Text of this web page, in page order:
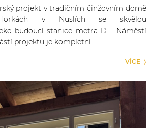
projekt v tradičním činžovním domě
v Nuslích se skvělou
budoucí stanice metra D – Náměstí
projektu je kompletní…
VÍCE